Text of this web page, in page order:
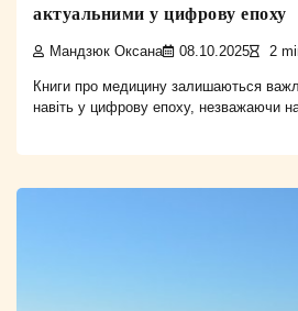
актуальними у цифрову епоху
Мандзюк Оксана 08.10.2025 2
Книги про медицину залишаються
навіть у цифрову епоху, незважаючи